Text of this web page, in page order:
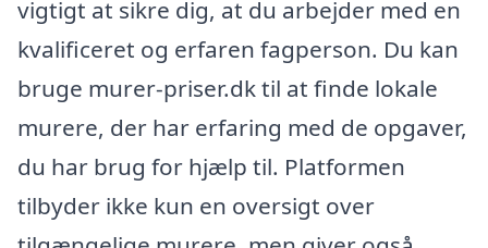
vigtigt at sikre dig, at du arbejder med en
kvalificeret og erfaren fagperson. Du kan
bruge murer-priser.dk til at finde lokale
murere, der har erfaring med de opgaver,
du har brug for hjælp til. Platformen
tilbyder ikke kun en oversigt over